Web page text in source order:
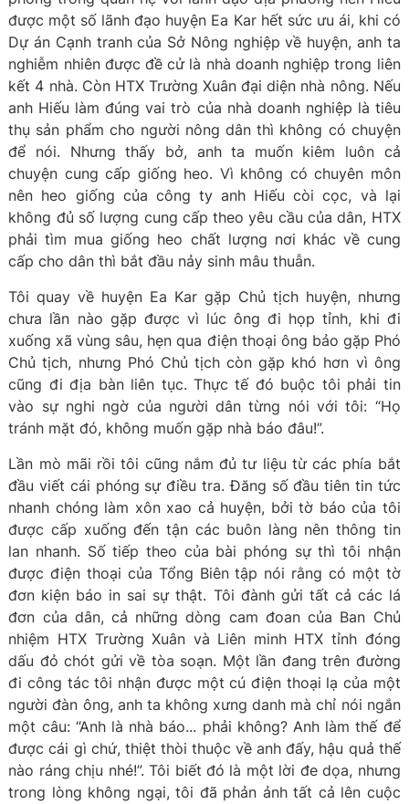
được một số lãnh đạo huyện Ea Kar hết sức ưu ái, khi có
Dự án Cạnh tranh của Sở Nông nghiệp về huyện, anh ta
nghiễm nhiên được đề cử là nhà doanh nghiệp trong liên
kết 4 nhà. Còn HTX Trường Xuân đại diện nhà nông. Nếu
anh Hiếu làm đúng vai trò của nhà doanh nghiệp là tiêu
thụ sản phẩm cho người nông dân thì không có chuyện
để nói. Nhưng thấy bở, anh ta muốn kiêm luôn cả
chuyện cung cấp giống heo. Vì không có chuyên môn
nên heo giống của công ty anh Hiếu còi cọc, và lại
không đủ số lượng cung cấp theo yêu cầu của dân, HTX
phải tìm mua giống heo chất lượng nơi khác về cung
cấp cho dân thì bắt đầu nảy sinh mâu thuẫn.
Tôi quay về huyện Ea Kar gặp Chủ tịch huyện, nhưng
chưa lần nào gặp được vì lúc ông đi họp tỉnh, khi đi
xuống xã vùng sâu, hẹn qua điện thoại ông bảo gặp Phó
Chủ tịch, nhưng Phó Chủ tịch còn gặp khó hơn vì ông
cũng đi địa bàn liên tục. Thực tế đó buộc tôi phải tin
vào sự nghi ngờ của người dân từng nói với tôi: “Họ
tránh mặt đó, không muốn gặp nhà báo đâu!”.
Lần mò mãi rồi tôi cũng nắm đủ tư liệu từ các phía bắt
đầu viết cái phóng sự điều tra. Đăng số đầu tiên tin tức
nhanh chóng làm xôn xao cả huyện, bởi tờ báo của tôi
được cấp xuống đến tận các buôn làng nên thông tin
lan nhanh. Số tiếp theo của bài phóng sự thì tôi nhận
được điện thoại của Tổng Biên tập nói rằng có một tờ
đơn kiện báo in sai sự thật. Tôi đành gửi tất cả các lá
đơn của dân, cả những dòng cam đoan của Ban Chủ
nhiệm HTX Trường Xuân và Liên minh HTX tỉnh đóng
dấu đỏ chót gửi về tòa soạn. Một lần đang trên đường
đi công tác tôi nhận được một cú điện thoại lạ của một
người đàn ông, anh ta không xưng danh mà chỉ nói ngắn
một câu: “Anh là nhà báo... phải không? Anh làm thế để
được cái gì chứ, thiệt thòi thuộc về anh đấy, hậu quả thế
nào ráng chịu nhé!”. Tôi biết đó là một lời đe dọa, nhưng
trong lòng không ngại, tôi đã phản ảnh tất cả lên cuộc